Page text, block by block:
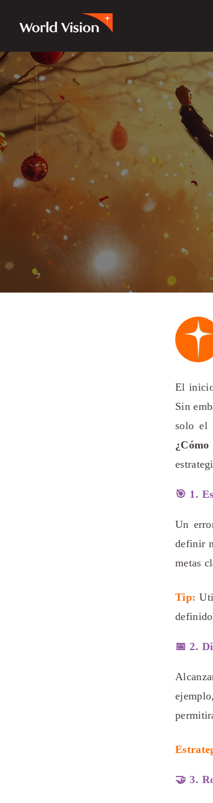
El
Sin
solo el
🎯 1.
Un
definir
metas
Tip:
📅 2.
🤝 3.